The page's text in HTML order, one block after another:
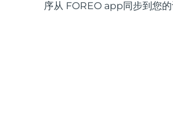
序从 FOREO app同步到您的